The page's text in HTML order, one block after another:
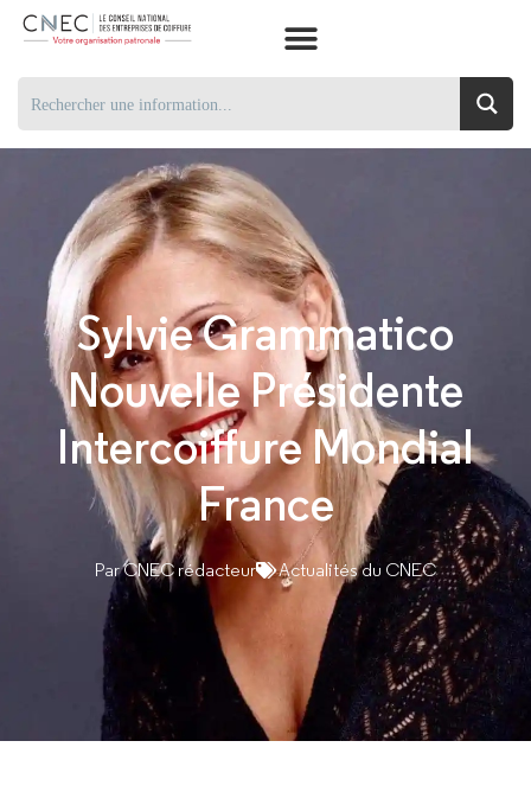
Sylvie Grammatico
Nouvelle Présidente
Intercoiffure Mondial
France
ParCNEC rédacteur Actualités du CNEC